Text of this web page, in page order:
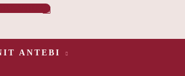
VOUS 
ANTEBI